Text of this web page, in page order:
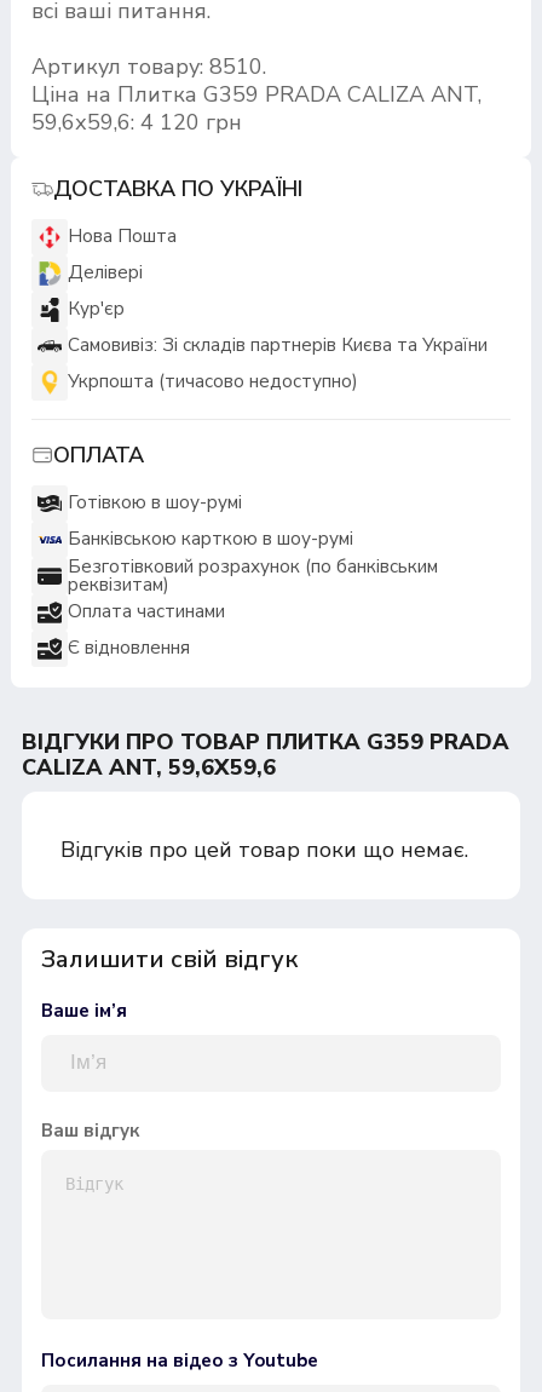
всі ваші питання.
Артикул товару: 8510.
Ціна на Плитка G359 PRADA CALIZA ANT,
59,6х59,6: 4 120 грн
ДОСТАВКА ПО УКРАЇНІ
Нова Пошта
Делівері
Кур'єр
Самовивіз: Зі складів партнерів Києва та України
Укрпошта (тичасово недоступно)
ОПЛАТА
Готівкою в шоу-румі
Банківською карткою в шоу-румі
Безготівковий розрахунок (по банківським
реквізитам)
Оплата частинами
Є відновлення
ВІДГУКИ ПРО ТОВАР ПЛИТКА G359 PRADA
CALIZA ANT, 59,6Х59,6
Відгуків про цей товар поки що немає.
Залишити свій відгук
Ваше ім’я
Ваш відгук
Посилання на відео з Youtube